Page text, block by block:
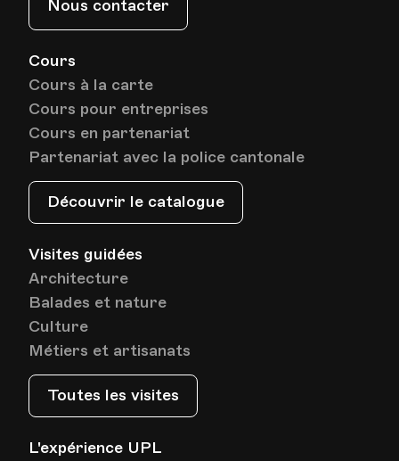
Cours
Cours à la carte
Cours pour entreprises
Cours en partenariat
Partenariat avec la police cantonale
Découvrir le catalogue
Visites guidées
Architecture
Balades et nature
Culture
Métiers et artisanats
Toutes les visites
L'expérience UPL
Nous contacter